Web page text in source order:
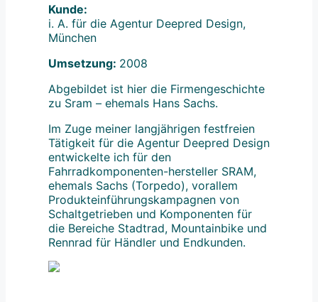
Kunde:
i. A. für die Agentur Deepred Design,
München
Umsetzung: 2008
Abgebildet ist hier die Firmengeschichte
zu Sram – ehemals Hans Sachs.
Im Zuge meiner langjährigen festfreien
Tätigkeit für die Agentur Deepred Design
entwickelte ich für den
Fahrradkomponenten-hersteller SRAM,
ehemals Sachs (Torpedo), vorallem
Produkteinführungskampagnen von
Schaltgetrieben und Komponenten für
die Bereiche Stadtrad, Mountainbike und
Rennrad für Händler und Endkunden.